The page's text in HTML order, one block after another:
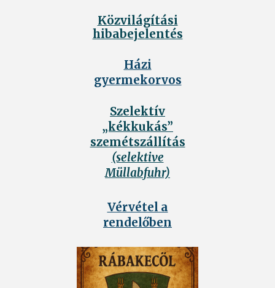
Közvilágítási
hibabejelentés
Házi
gyermekorvos
Szelektív
„kékkukás”
szemétszállítás
(selektive
Müllabfuhr)
Vérvétel a
rendelőben